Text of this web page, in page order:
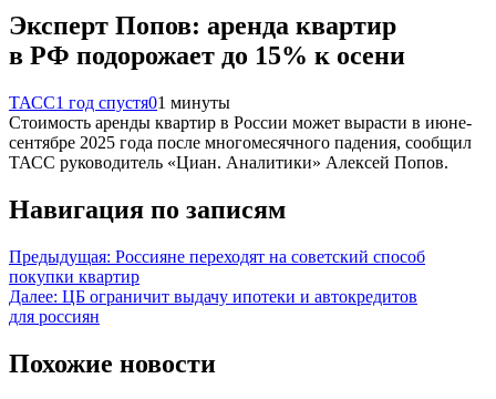
Эксперт Попов: аренда квартир
в РФ подорожает до 15% к осени
ТАСС1 год спустя01 минуты
Стоимость аренды квартир в России может вырасти в июне-
сентябре 2025 года после многомесячного падения, сообщил
ТАСС руководитель «Циан. Аналитики» Алексей Попов.
Навигация по записям
Предыдущая: Россияне переходят на советский способ
покупки квартир
Далее: ЦБ ограничит выдачу ипотеки и автокредитов
для россиян
Похожие новости